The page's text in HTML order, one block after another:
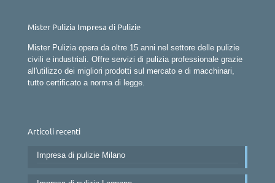
Mister Pulizia Impresa di Pulizie
Mister Pulizia opera da oltre 15 anni nel settore delle pulizie
civili e industriali. Offre servizi di pulizia professionale grazie
all'utilizzo dei migliori prodotti sul mercato e di macchinari,
tutto certificato a norma di legge.
Articoli recenti
Impresa di pulizie Milano